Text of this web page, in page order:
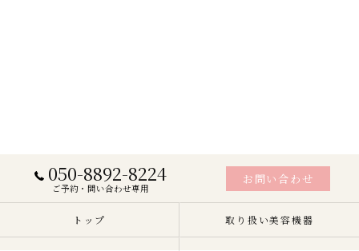
050-8892-8224
ご予約・問い合わせ専用
お問い合わせ
トップ 取り扱い美容機器